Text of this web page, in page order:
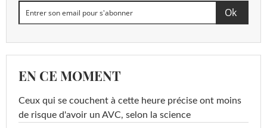
EN CE MOMENT
Ceux qui se couchent à cette heure précise ont moins
de risque d'avoir un AVC, selon la science